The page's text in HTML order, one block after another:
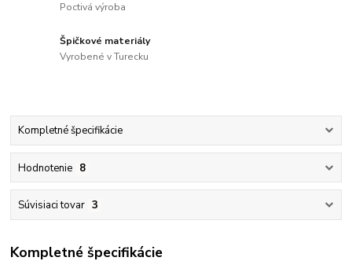
Poctivá výroba
Špičkové materiály
Vyrobené v Turecku
Kompletné špecifikácie
Hodnotenie 8
Súvisiaci tovar 3
Kompletné špecifikácie